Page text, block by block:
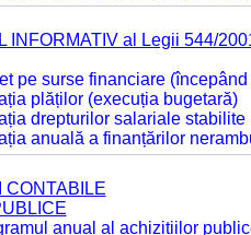
INFORMATIV al Legii 544/
pe surse financiare
plăților (execuția bugetară)
drepturilor salariale
anuală a finanțărilor
CONTABILE
anual al achizițiilor